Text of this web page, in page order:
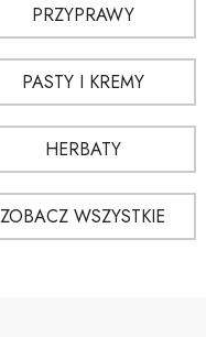
stosowania?
się opisem produktu i
PRZYPRAWY
PASTY I KREMY
HERBATY
ZOBACZ WSZYSTKIE